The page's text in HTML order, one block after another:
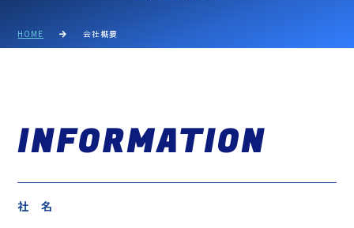
HOME 会社概要
INFORMATION
社 名